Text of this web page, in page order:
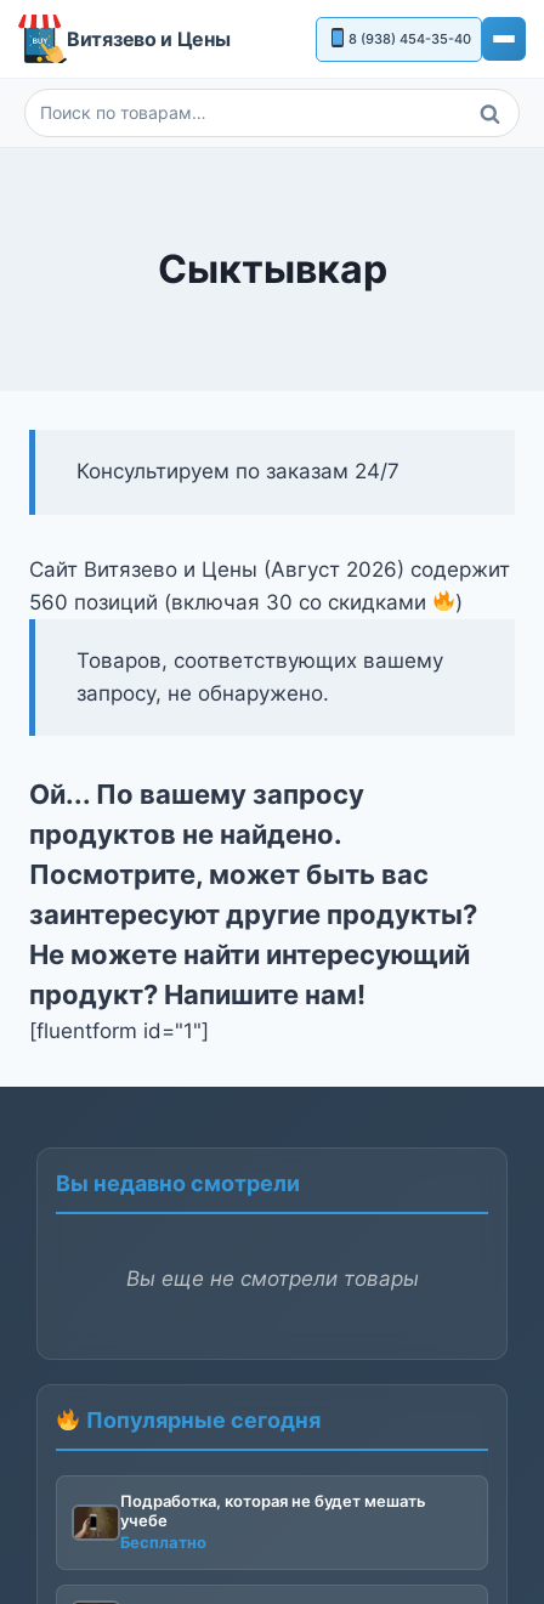
Перейти
Витязево и Цены 8 (938) 454-35-40
Искать:
Поиск
Сыктывкар
Консультируем по заказам 24/7
Сайт Витязево и Цены (Август 2026) содержит
560 позиций (включая 30 со скидками
)
Товаров, соответствующих вашему
запросу, не обнаружено.
Ой... По вашему запросу
продуктов не найдено.
Посмотрите, может быть вас
заинтересуют другие продукты?
Не можете найти интересующий
продукт? Напишите нам!
[fluentform id="1"]
Вы недавно смотрели
Вы еще не смотрели товары
Популярные сегодня
Подработка, которая не будет мешать
учебе
Бесплатно